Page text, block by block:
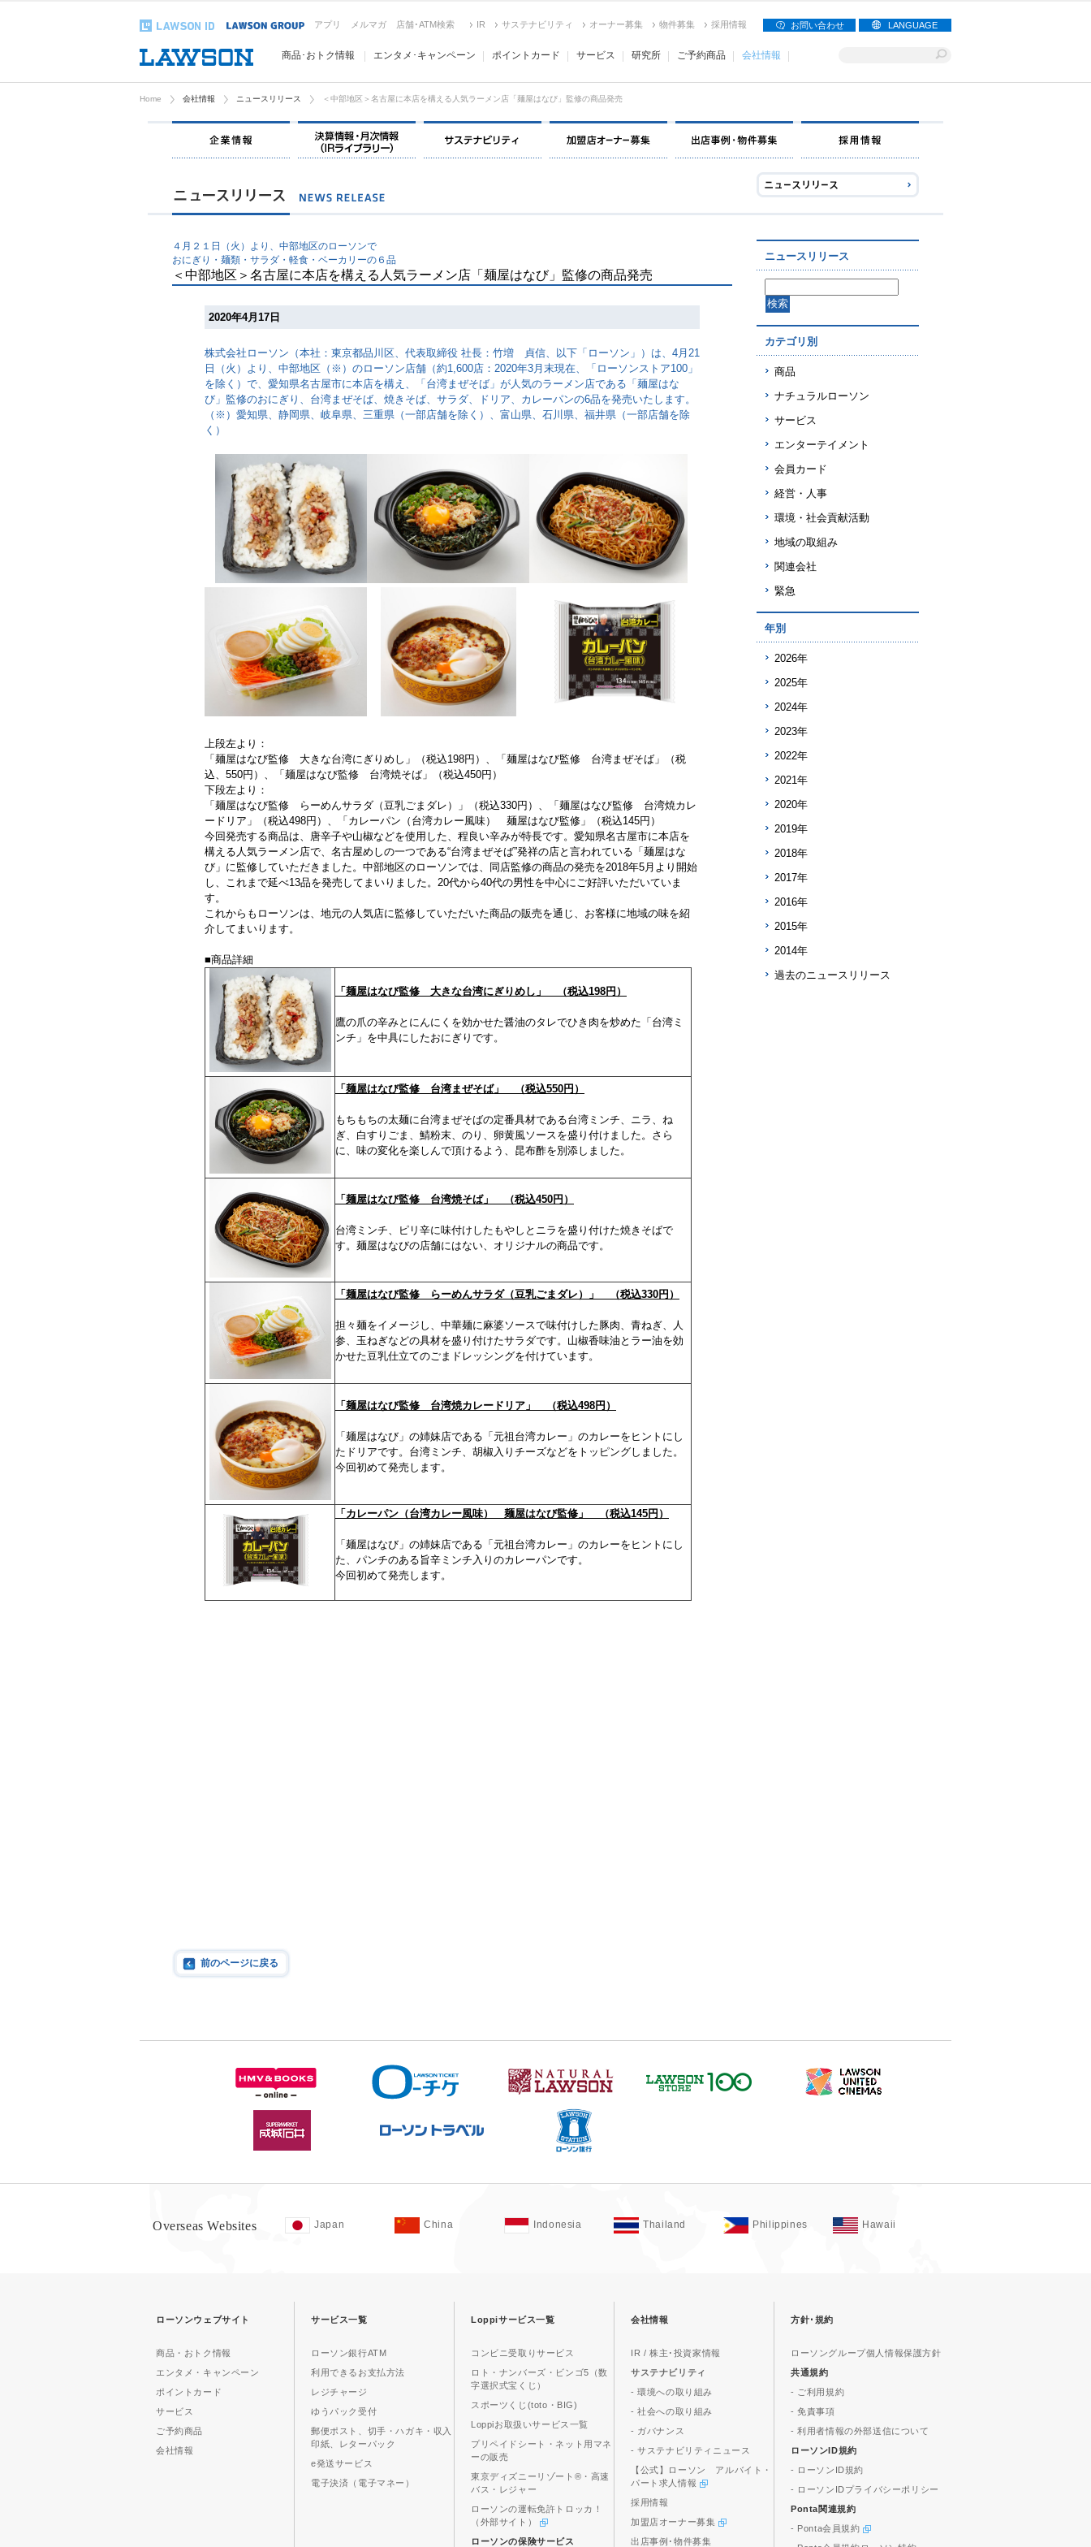
アプリ メルマガ 店舗･ATM検索 IR サステナビリティ オーナー募集 物件募集 採用情報 お問い合わせ LANGUAGE
商品･おトク情報 エンタメ･キャンペーン ポイントカード サービス 研究所 ご予約商品 会社情報
Home 会社情報 ニュースリリース ＜中部地区＞名古屋に本店を構える人気ラーメン店「麺屋はなび」監修の商品発売
企業情報
４月２１日（火）より、中部地区のローソンで
おにぎり・麺類・サラダ・軽食・ベーカリーの６品
＜中部地区＞名古屋に本店を構える人気ラーメン店「麺屋はなび」監修の商品発売
2020年4月17日
株式会社ローソン（本社：東京都品川区、代表取締役 社長：竹増 貞信、以下「ローソン」）は、4月21
日（火）より、中部地区（※）のローソン店舗（約1,600店：2020年3月末現在、「ローソンストア100」
を除く）で、愛知県名古屋市に本店を構え、「台湾まぜそば」が人気のラーメン店である「麺屋はな
び」監修のおにぎり、台湾まぜそば、焼きそば、サラダ、ドリア、カレーパンの6品を発売いたします。
（※）愛知県、静岡県、岐阜県、三重県（一部店舗を除く）、富山県、石川県、福井県（一部店舗を除
く）
上段左より：
「麺屋はなび監修 大きな台湾にぎりめし」（税込198円）、「麺屋はなび監修 台湾まぜそば」（税
込、550円）、「麺屋はなび監修 台湾焼そば」（税込450円）
下段左より：
「麺屋はなび監修 らーめんサラダ（豆乳ごまダレ）」（税込330円）、「麺屋はなび監修 台湾焼カレ
ードリア」（税込498円）、「カレーパン（台湾カレー風味） 麺屋はなび監修」（税込145円）
今回発売する商品は、唐辛子や山椒などを使用した、程良い辛みが特長です。愛知県名古屋市に本店を
構える人気ラーメン店で、名古屋めしの一つである“台湾まぜそば”発祥の店と言われている「麺屋はな
び」に監修していただきました。中部地区のローソンでは、同店監修の商品の発売を2018年5月より開始
し、これまで延べ13品を発売してまいりました。20代から40代の男性を中心にご好評いただいていま
す。
これからもローソンは、地元の人気店に監修していただいた商品の販売を通じ、お客様に地域の味を紹
介してまいります。
■商品詳細
「麺屋はなび監修 大きな台湾にぎりめし」 （税込198円）
鷹の爪の辛みとにんにくを効かせた醤油のタレでひき肉を炒めた「台湾ミ
ンチ」を中具にしたおにぎりです。
「麺屋はなび監修 台湾まぜそば」 （税込550円）
もちもちの太麺に台湾まぜそばの定番具材である台湾ミンチ、ニラ、ね
ぎ、白すりごま、鯖粉末、のり、卵黄風ソースを盛り付けました。さら
に、味の変化を楽しんで頂けるよう、昆布酢を別添しました。
「麺屋はなび監修 台湾焼そば」 （税込450円）
台湾ミンチ、ピリ辛に味付けしたもやしとニラを盛り付けた焼きそばで
す。麺屋はなびの店舗にはない、オリジナルの商品です。
「麺屋はなび監修 らーめんサラダ（豆乳ごまダレ）」 （税込330円）
担々麺をイメージし、中華麺に麻婆ソースで味付けした豚肉、青ねぎ、人
参、玉ねぎなどの具材を盛り付けたサラダです。山椒香味油とラー油を効
かせた豆乳仕立てのごまドレッシングを付けています。
「麺屋はなび監修 台湾焼カレードリア」 （税込498円）
「麺屋はなび」の姉妹店である「元祖台湾カレー」のカレーをヒントにし
たドリアです。台湾ミンチ、胡椒入りチーズなどをトッピングしました。
今回初めて発売します。
「カレーパン（台湾カレー風味） 麺屋はなび監修」 （税込145円）
「麺屋はなび」の姉妹店である「元祖台湾カレー」のカレーをヒントにし
た、パンチのある旨辛ミンチ入りのカレーパンです。
今回初めて発売します。
前のページに戻る
ニュースリリース
カテゴリ別
商品
ナチュラルローソン
サービス
エンターテイメント
会員カード
経営・人事
環境・社会貢献活動
地域の取組み
関連会社
緊急
年別
2026年
2025年
2024年
2023年
2022年
2021年
2020年
2019年
2018年
2017年
2016年
2015年
2014年
過去のニュースリリース
Overseas Websites Japan China Indonesia Thailand Philippines Hawaii
ローソンウェブサイト
商品・おトク情報
エンタメ・キャンペーン
ポイントカード
サービス
ご予約商品
会社情報
サービス一覧
ローソン銀行ATM
利用できるお支払方法
レジチャージ
ゆうパック受付
郵便ポスト、切手・ハガキ・収入
印紙、レターパック
e発送サービス
電子決済（電子マネー）
Loppiサービス一覧
コンビニ受取りサービス
ロト・ナンバーズ・ビンゴ5（数
字選択式宝くじ）
スポーツくじ(toto・BIG)
Loppiお取扱いサービス一覧
プリペイドシート・ネット用マネ
ーの販売
東京ディズニーリゾート®・高速
バス・レジャー
ローソンの運転免許トロッカ！
（外部サイト）
ローソンの保険サービス
会社情報
IR / 株主･投資家情報
サステナビリティ
- 環境への取り組み
- 社会への取り組み
- ガバナンス
- サステナビリティニュース
【公式】ローソン アルバイト・
パート求人情報
採用情報
加盟店オーナー募集
出店事例･物件募集
方針･規約
ローソングループ個人情報保護方針
共通規約
- ご利用規約
- 免責事項
- 利用者情報の外部送信について
ローソンID規約
- ローソンID規約
- ローソンIDプライバシーポリシー
Ponta関連規約
- Ponta会員規約